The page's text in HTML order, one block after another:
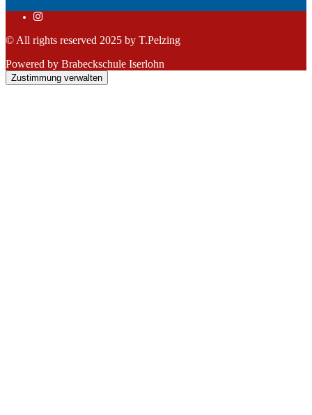
© All rights reserved 2025 by T.Pelzing
Powered by Brabeckschule Iserlohn
Zustimmung verwalten